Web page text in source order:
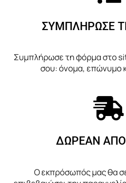
ΣΥΜΠΛΗΡΩΣΕ
Συμπλήρωσε τη φόρμα στο
σου: όνομα, επώνυμο
ΔΩΡΕΑΝ
Ο εκπρόσωπός μας θα